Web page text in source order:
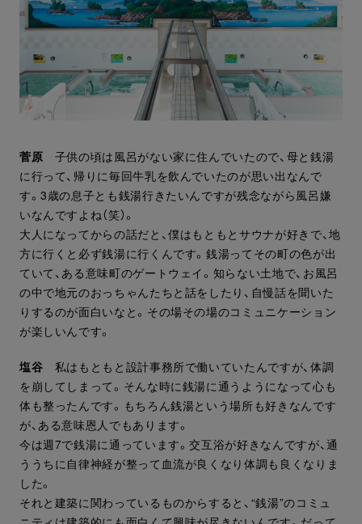
菅原 子供の頃は風呂がない家に住んでいたので、母と銭湯
に行って、帰りに毎回牛乳を飲んでいたのが思い出なんで
す。3歳の息子とも銭湯行きたいんですが残念ながら風呂嫌
いなんですよね（笑）。
大人になってからの話だと、僕はもともとサウナが好きで、地
方に行くと必ず銭湯に行くんです。銭湯ってその町の色が出
ていて、ある意味町のゲートウェイ。知らない土地で、お風呂
の中で地元のおっちゃんたちと話をしたり、自慢話を聞いた
りするのが面白いなと。その場その場のコミュニケーション
が楽しいんです。
塩谷 私はもともと設計事務所で働いていたんですが、体調
を崩してしまって。そんな時に銭湯に通うようになって心も
体も整ったんです。もちろん銭湯という場所も好きなんです
が、ある意味恩人でもあります。
今は週7で銭湯に通っています。交互浴が好きなんですが、通
ううちに自律神経が整って血流が良くなり体調も良くなりま
した。
それと建築に関わっているものからすると、“銭湯”のコミュ